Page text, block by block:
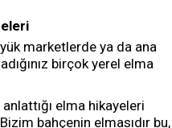
marketlerde ya da ana
birçok yerel elma
elma hikayeleri
bahçenin elmasıdır bu,